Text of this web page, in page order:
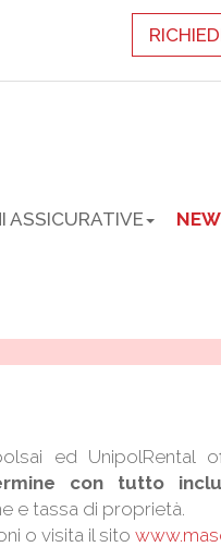
ASSICURATIVE
ed UnipolRental
con tutto
e tassa di proprietà.
o visita il sito